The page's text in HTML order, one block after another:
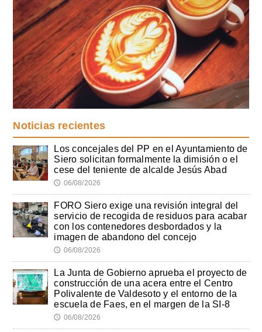
Noticias recientes
Los concejales del PP en el Ayuntamiento de
Siero solicitan formalmente la dimisión o el
cese del teniente de alcalde Jesús Abad
🕔 06/08/2026
FORO Siero exige una revisión integral del
servicio de recogida de residuos para acabar
con los contenedores desbordados y la
imagen de abandono del concejo
🕔 06/08/2026
La Junta de Gobierno aprueba el proyecto de
construcción de una acera entre el Centro
Polivalente de Valdesoto y el entorno de la
escuela de Faes, en el margen de la SI-8
🕔 06/08/2026